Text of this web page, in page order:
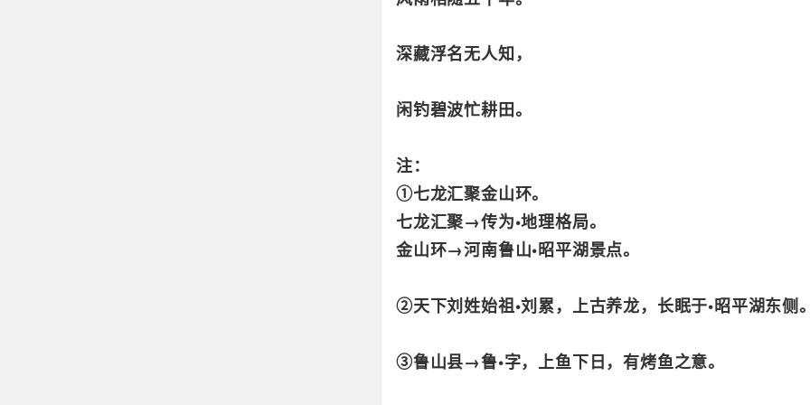
深藏浮名无人知，
闲钓碧波忙耕田。
注：
①七龙汇聚金山环。
七龙汇聚→传为•地理格局。
金山环→河南鲁山•昭平湖景点。
②天下刘姓始祖•刘累，上古养龙，长眠于•昭平湖东侧
③鲁山县→鲁•字，上鱼下日，有烤鱼之意。